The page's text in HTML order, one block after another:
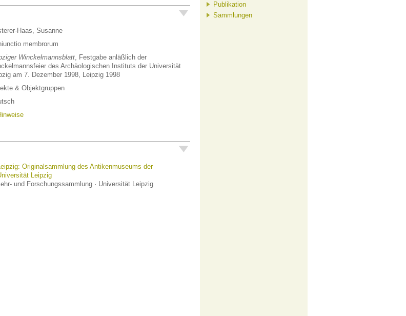
Haas, Susanne
membrorum
Winckelmannsblatt, Festgabe anläßlich der
des Archäologischen Instituts der Universität
am 7. Dezember 1998, Leipzig 1998
& Objektgruppen
Originalsammlung des Antikenmuseums der
Leipzig
und Forschungssammlung · Universität Leipzig
Publikation
Sammlungen